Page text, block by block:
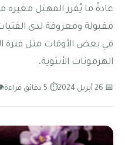
عادةً ما يُفرز المهبَل
مقبولة ومعروفة لدى الفتيات
في بعض الأوقات مثل فترة
الهرمونات الأنثوية،
📅 26 أبريل 2024 ⏱ 5 دقائق قراءة 👁